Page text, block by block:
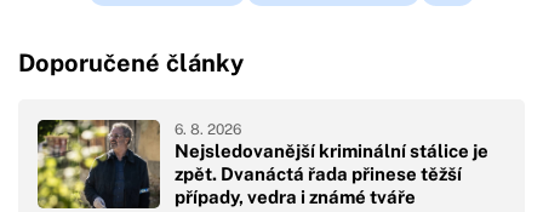
Doporučené články
Nejsledovanější kriminální stálice je
zpět. Dvanáctá řada přinese těžší
případy, vedra i známé tváře
6. 8. 2026